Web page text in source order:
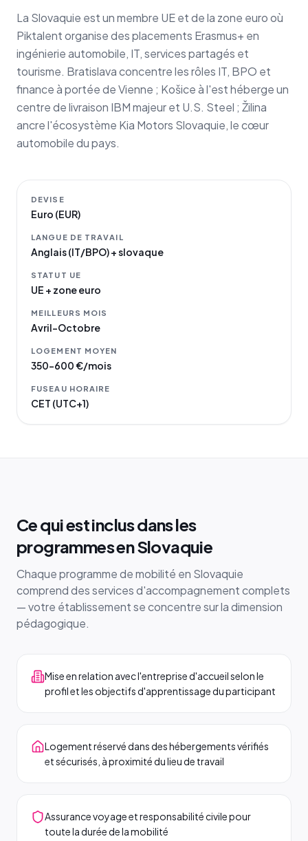
La Slovaquie est un membre UE et de la zone euro où
Piktalent organise des placements Erasmus+ en
ingénierie automobile, IT, services partagés et
tourisme. Bratislava concentre les rôles IT, BPO et
finance à portée de Vienne ; Košice à l'est héberge un
centre de livraison IBM majeur et U.S. Steel ; Žilina
ancre l'écosystème Kia Motors Slovaquie, le cœur
automobile du pays.
DEVISE
Euro (EUR)
LANGUE DE TRAVAIL
Anglais (IT/BPO) + slovaque
STATUT UE
UE + zone euro
MEILLEURS MOIS
Avril–Octobre
LOGEMENT MOYEN
350–600 €/mois
FUSEAU HORAIRE
CET (UTC+1)
Ce qui est inclus dans les
programmes en Slovaquie
Chaque programme de mobilité en Slovaquie
comprend des services d'accompagnement complets
— votre établissement se concentre sur la dimension
pédagogique.
Mise en relation avec l'entreprise d'accueil selon le
profil et les objectifs d'apprentissage du participant
Logement réservé dans des hébergements vérifiés
et sécurisés, à proximité du lieu de travail
Assurance voyage et responsabilité civile pour
toute la durée de la mobilité